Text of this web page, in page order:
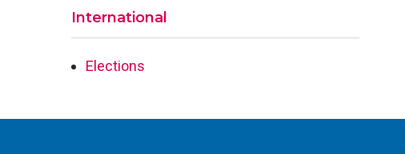
International
Elections